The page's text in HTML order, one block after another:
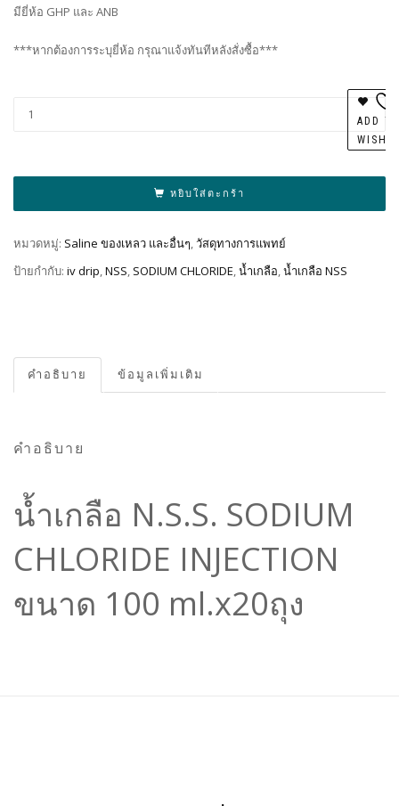
มียี่ห้อ GHP และ ANB
***หากต้องการระบุยี่ห้อ กรุณาแจ้งทันทีหลังสั่งซื้อ***
หยิบใส่ตะกร้า
ADD
หมวดหมู่: Saline ของเหลว และอื่นๆ,วัสดุทางการแพทย์
ป้ายกำกับ: iv drip,NSS, SODIUM CHLORIDE,น้ำเกลือ,น้ำเกลือ NSS
คำอธิบาย ข้อมูลเพิ่มเติม
คำอธิบาย
น้ำเกลือ N.S.S. SODIUM
CHLORIDE INJECTION
ขนาด 100 ml.x20ถุง